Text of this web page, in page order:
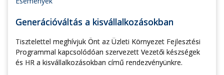
Generációváltás a kisvállalkozásokban
Tisztelettel meghívjuk Önt az Üzleti Környezet Fejlesztési
Programmal kapcsolódóan szervezett Vezetői készségek
és HR a kisvállalkozásokban című rendezvényünkre.